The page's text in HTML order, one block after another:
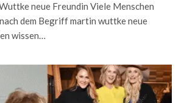
neue Freundin Viele Menschen
dem Begriff martin wuttke neue
wissen…